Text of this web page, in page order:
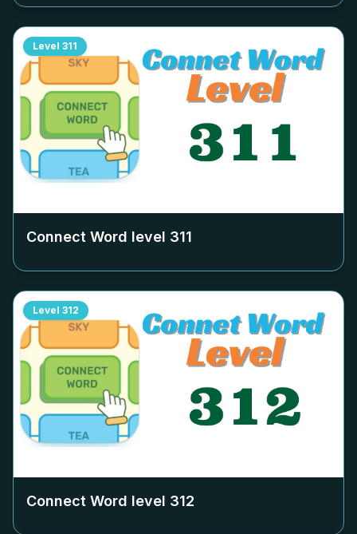
Level 311
Connect Word level 311
Level 312
Connect Word level 312